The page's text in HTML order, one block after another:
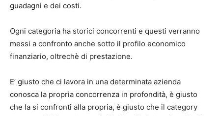
guadagni e dei costi.
Ogni categoria ha storici concorrenti e questi verranno
messi a confronto anche sotto il profilo economico
finanziario, oltrechè di prestazione.
E’ giusto che ci lavora in una determinata azienda
conosca la propria concorrenza in profondità, è giusto
che la si confronti alla propria, è giusto che il category